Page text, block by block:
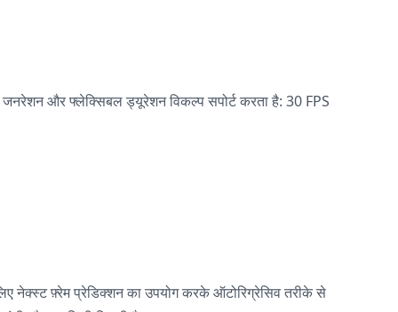
और फ्लेक्सिबल ड्यूरेशन विकल्प सपोर्ट करता है: 30 FPS
फ़्रेम प्रेडिक्शन का उपयोग करके ऑटोरिग्रेसिव तरीके से